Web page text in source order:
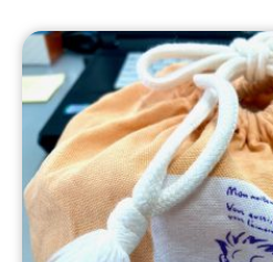
News
アナウンサー
Announcer
イベント
Event
試写会・プレゼント
Present